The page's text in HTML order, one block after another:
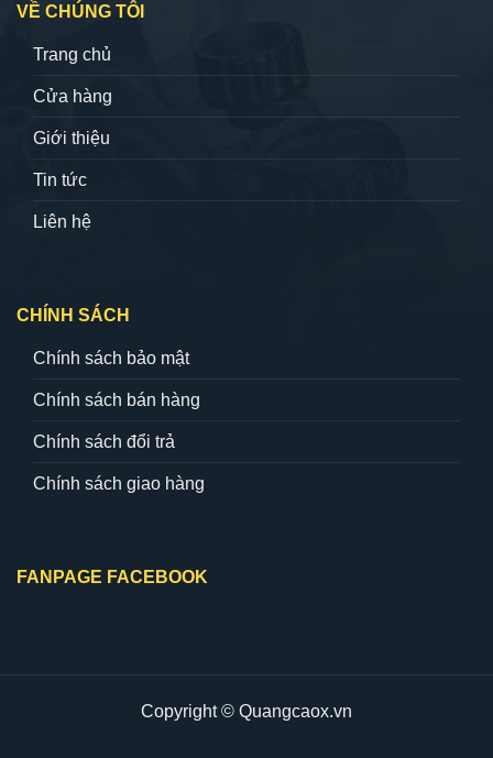
VỀ CHÚNG TÔI
Trang chủ
Cửa hàng
Giới thiệu
Tin tức
Liên hệ
CHÍNH SÁCH
Chính sách bảo mật
Chính sách bán hàng
Chính sách đổi trả
Chính sách giao hàng
FANPAGE FACEBOOK
Copyright © Quangcaox.vn